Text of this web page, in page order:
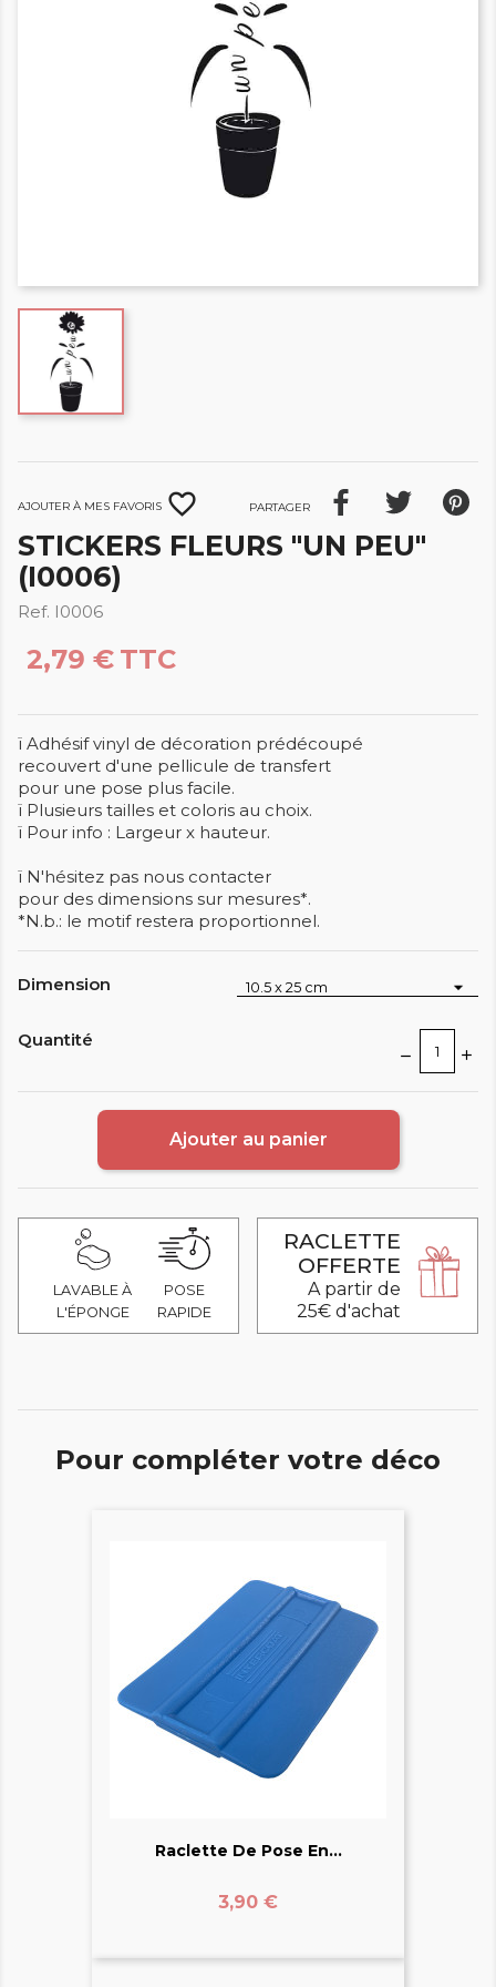
Ajouter à mes favoris favorite_border Partager
STICKERS FLEURS "UN PEU"
(I0006)
Ref. I0006
2,79 € TTC
ï Adhésif vinyl de décoration prédécoupé
recouvert d'une pellicule de transfert
pour une pose plus facile.
ï Plusieurs tailles et coloris au choix.
ï Pour info : Largeur x hauteur.
ï N'hésitez pas nous contacter
pour des dimensions sur mesures*.
*N.b.: le motif restera proportionnel.
Dimension
Quantité
Ajouter au panier
LAVABLE À
L'ÉPONGE
POSE
RAPIDE
RACLETTE
OFFERTE
A partir de
25€ d'achat
Pour compléter votre déco
Raclette De Pose En...
Prix
3,90 €